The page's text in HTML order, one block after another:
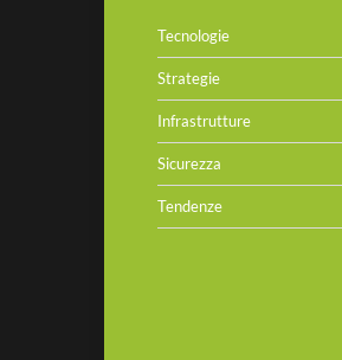
Tecnologie
Strategie
Infrastrutture
Sicurezza
Tendenze